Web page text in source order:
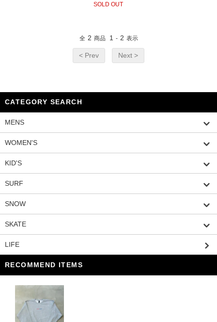
SOLD OUT
全 2 商品 1 - 2 表示
< Prev Next >
CATEGORY SEARCH
MENS
WOMEN'S
KID'S
SURF
SNOW
SKATE
LIFE
RECOMMEND ITEMS